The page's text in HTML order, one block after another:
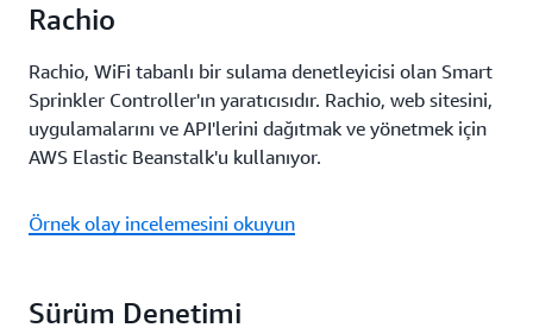
Rachio
Rachio, WiFi tabanlı bir sulama denetleyicisi olan Smart
Sprinkler Controller'ın yaratıcısıdır. Rachio, web sitesini,
uygulamalarını ve API'lerini dağıtmak ve yönetmek için
AWS Elastic Beanstalk'u kullanıyor.
Örnek olay incelemesini okuyun
Sürüm Denetimi